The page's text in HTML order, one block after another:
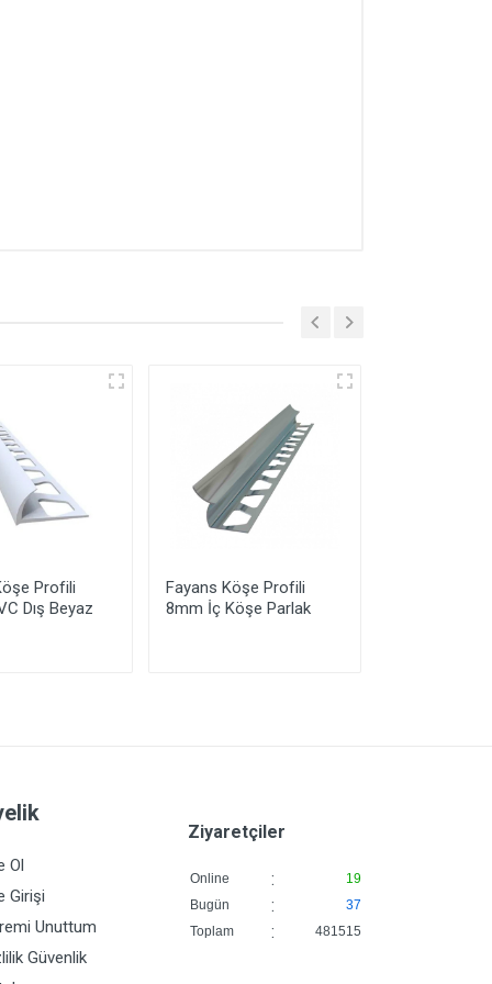
Profili
Dış Beyaz
Fayans Köşe Profili
8mm İç Köşe Parlak
Ol
Girişi
Unuttum
Güvenlik
Ziyaretçiler
Online :
19
Bugün
:
37
Toplam
: 481515